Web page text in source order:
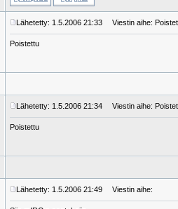
Lähetetty: 1.5.2006 21:33 Viestin aihe:
Poistettu
Lähetetty: 1.5.2006 21:34 Viestin aihe:
Poistettu
Lähetetty: 1.5.2006 21:49 Viestin aihe: